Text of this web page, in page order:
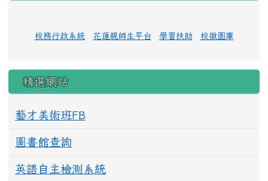
校務行政系統 花蓮親師生平台 學習扶助 校徽圖庫
精選網站
藝才美術班FB
圖書館查詢
英語自主檢測系統